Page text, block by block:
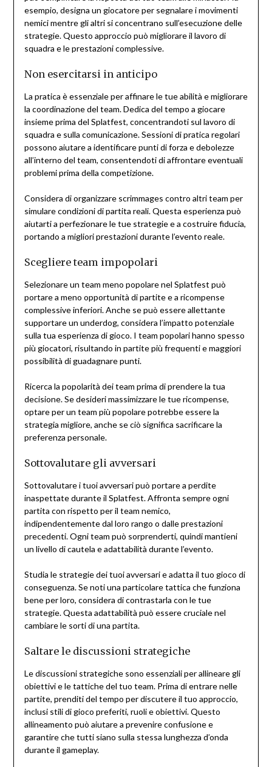
esempio, designa un giocatore per segnalare i movimenti
nemici mentre gli altri si concentrano sull’esecuzione delle
strategie. Questo approccio può migliorare il lavoro di
squadra e le prestazioni complessive.
Non esercitarsi in anticipo
La pratica è essenziale per affinare le tue abilità e migliorare
la coordinazione del team. Dedica del tempo a giocare
insieme prima del Splatfest, concentrandoti sul lavoro di
squadra e sulla comunicazione. Sessioni di pratica regolari
possono aiutare a identificare punti di forza e debolezze
all’interno del team, consentendoti di affrontare eventuali
problemi prima della competizione.
Considera di organizzare scrimmages contro altri team per
simulare condizioni di partita reali. Questa esperienza può
aiutarti a perfezionare le tue strategie e a costruire fiducia,
portando a migliori prestazioni durante l’evento reale.
Scegliere team impopolari
Selezionare un team meno popolare nel Splatfest può
portare a meno opportunità di partite e a ricompense
complessive inferiori. Anche se può essere allettante
supportare un underdog, considera l’impatto potenziale
sulla tua esperienza di gioco. I team popolari hanno spesso
più giocatori, risultando in partite più frequenti e maggiori
possibilità di guadagnare punti.
Ricerca la popolarità dei team prima di prendere la tua
decisione. Se desideri massimizzare le tue ricompense,
optare per un team più popolare potrebbe essere la
strategia migliore, anche se ciò significa sacrificare la
preferenza personale.
Sottovalutare gli avversari
Sottovalutare i tuoi avversari può portare a perdite
inaspettate durante il Splatfest. Affronta sempre ogni
partita con rispetto per il team nemico,
indipendentemente dal loro rango o dalle prestazioni
precedenti. Ogni team può sorprenderti, quindi mantieni
un livello di cautela e adattabilità durante l’evento.
Studia le strategie dei tuoi avversari e adatta il tuo gioco di
conseguenza. Se noti una particolare tattica che funziona
bene per loro, considera di contrastarla con le tue
strategie. Questa adattabilità può essere cruciale nel
cambiare le sorti di una partita.
Saltare le discussioni strategiche
Le discussioni strategiche sono essenziali per allineare gli
obiettivi e le tattiche del tuo team. Prima di entrare nelle
partite, prenditi del tempo per discutere il tuo approccio,
inclusi stili di gioco preferiti, ruoli e obiettivi. Questo
allineamento può aiutare a prevenire confusione e
garantire che tutti siano sulla stessa lunghezza d’onda
durante il gameplay.